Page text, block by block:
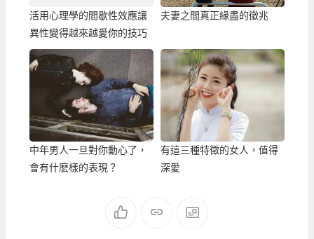
活用心理學的間歇性效應讓
異性變得越來越愛你的技巧
夫妻之間真正緣盡的徵兆
中年男人一旦對你動心了，
會有什麽樣的表現？
有這三種特徵的女人，值得
深愛